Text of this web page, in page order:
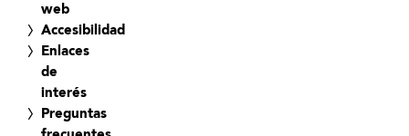
web
Accesibilidad
Enlaces
de
interés
Preguntas